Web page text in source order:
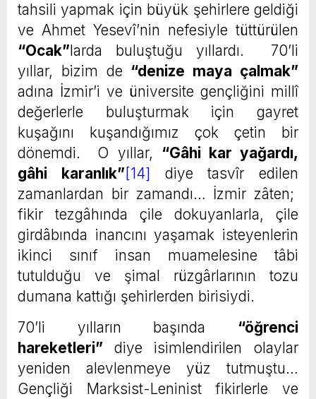
tahsili yapmak için büyük şehirlere geldiği
ve Ahmet Yesevî’nin nefesiyle tüttürülen
“Ocak”larda buluştuğu yıllardı. 70’li
yıllar, bizim de “denize maya çalmak”
adına İzmir’i ve üniversite gençliğini millî
değerlerle buluşturmak için gayret
kuşağını kuşandığımız çok çetin bir
dönemdi. O yıllar, “Gâhi kar yağardı,
gâhi karanlık” [14] diye tasvîr edilen
zamanlardan bir zamandı… İzmir zâten;
fikir tezgâhında çile dokuyanlarla, çile
girdâbında inancını yaşamak isteyenlerin
ikinci sınıf insan muamelesine tâbi
tutulduğu ve şimal rüzgârlarının tozu
dumana kattığı şehirlerden birisiydi.
70’li yılların başında “öğrenci
hareketleri” diye isimlendirilen olaylar
yeniden alevlenmeye yüz tutmuştu…
Gençliği Marksist-Leninist fikirlerle ve